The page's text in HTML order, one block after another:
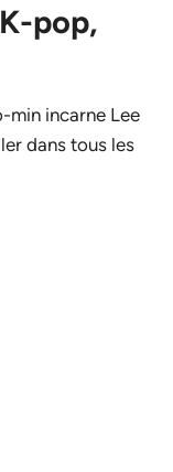
pop,
min incarne Lee
dans tous les